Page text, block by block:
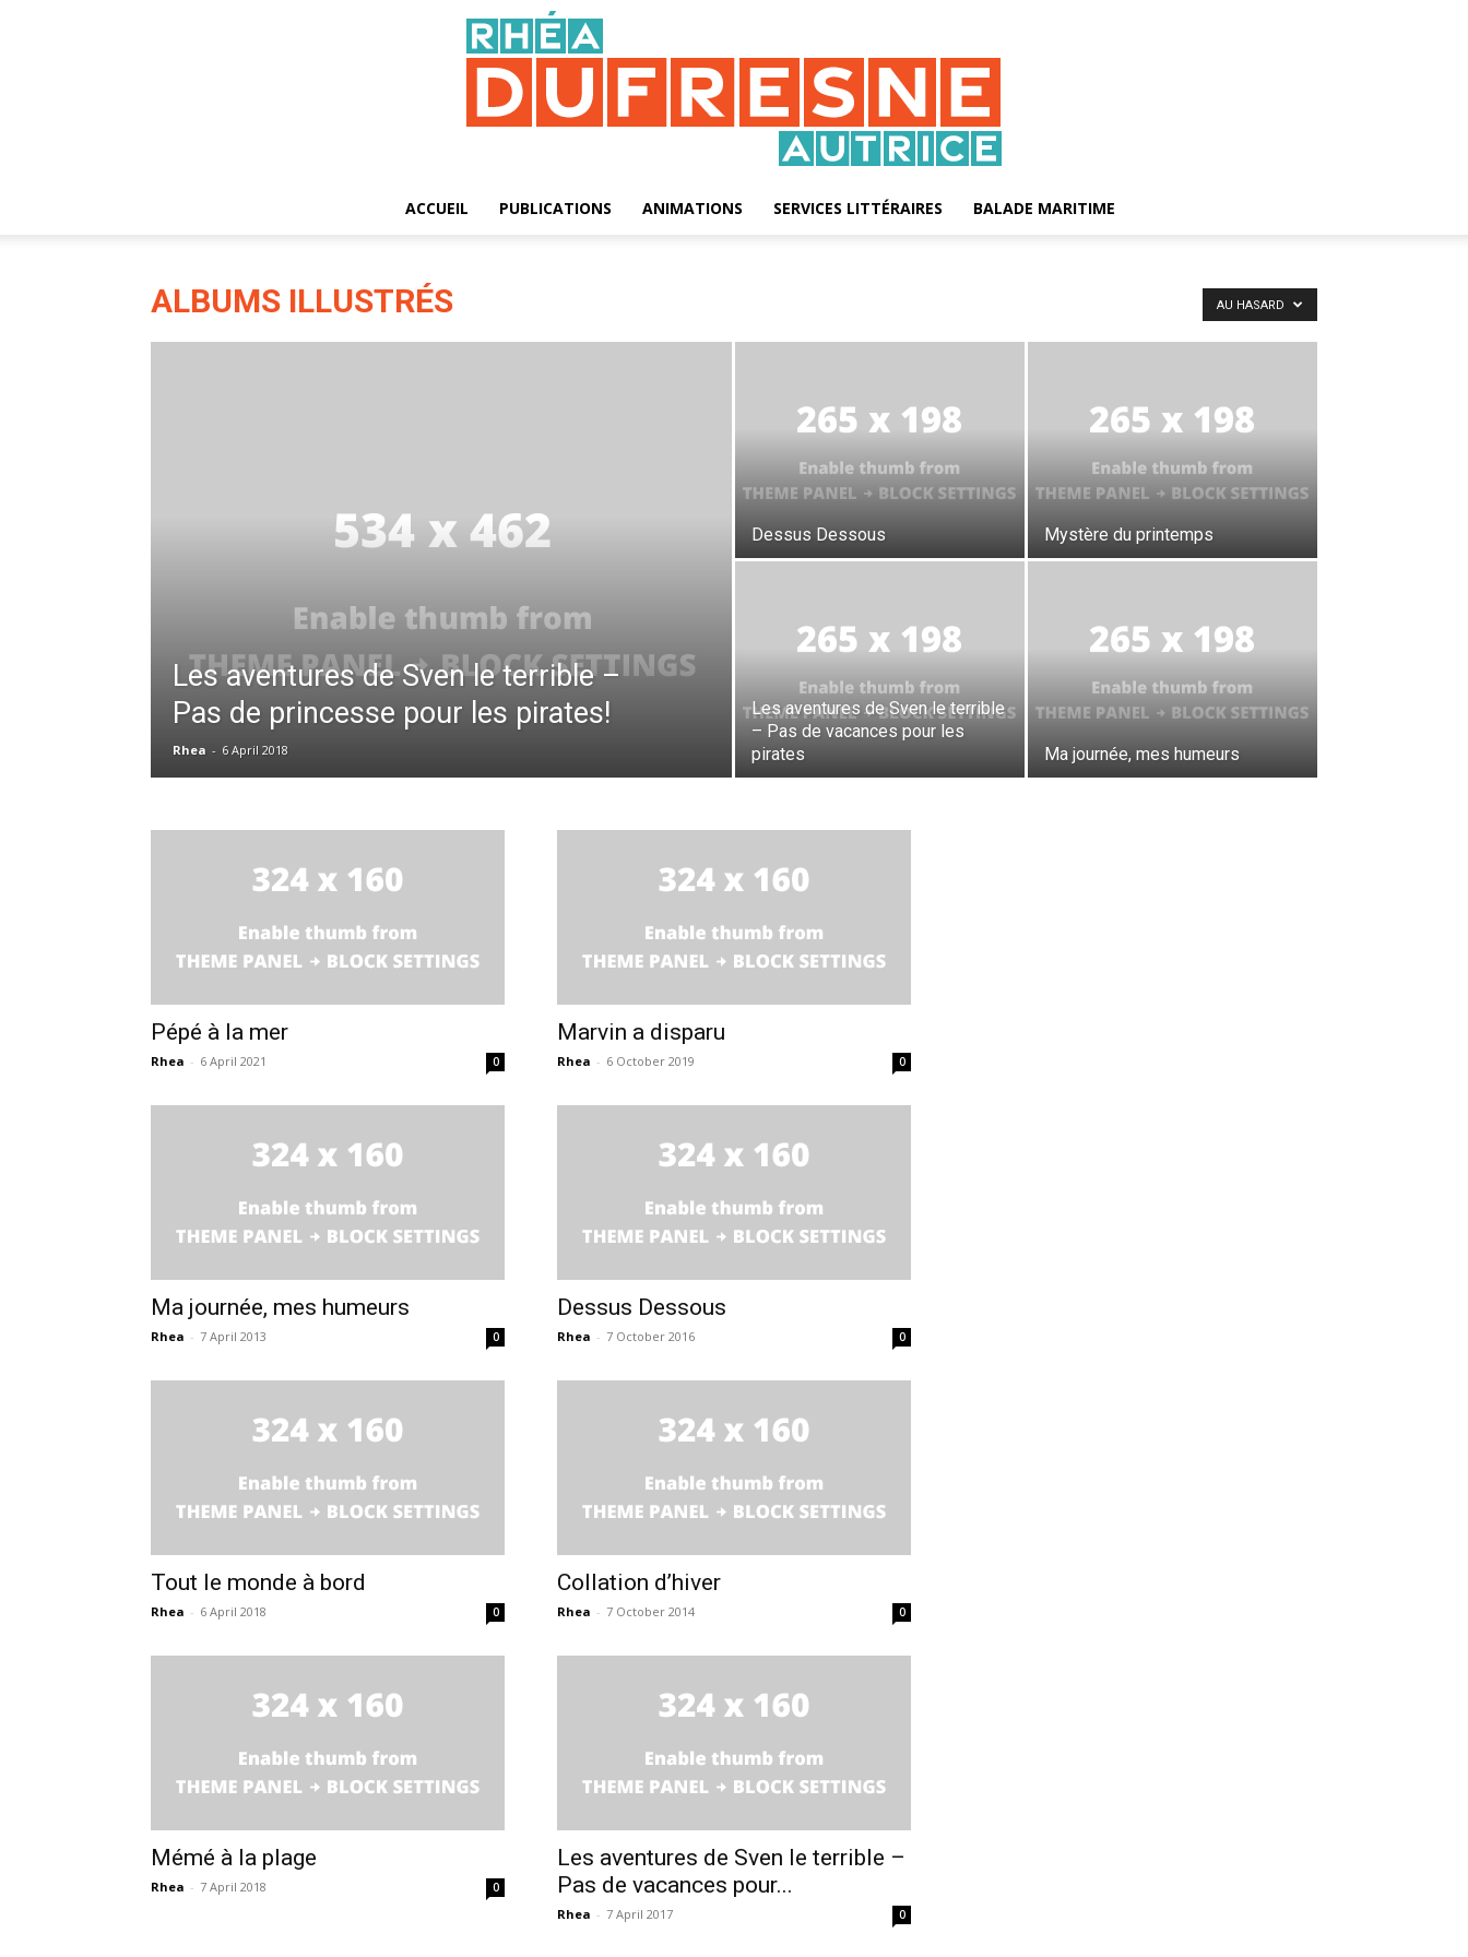
ACCUEIL PUBLICATIONS ANIMATIONS SERVICES LITTÉRAIRES BALADE MARITIME
ALBUMS ILLUSTRÉS AU HASARD
Les aventures de Sven le terrible –
Pas de princesse pour les pirates!
Rhea - 6 April 2018
Dessus Dessous Mystère du printemps
Les aventures de Sven le terrible
– Pas de vacances pour les
pirates
Ma journée, mes humeurs
Pépé à la mer
Rhea - 6 April 2021 0
Marvin a disparu
Rhea - 6 October 2019 0
Ma journée, mes humeurs
Rhea - 7 April 2013 0
Dessus Dessous
Rhea - 7 October 2016 0
Tout le monde à bord
Rhea - 6 April 2018 0
Collation d’hiver
Rhea - 7 October 2014 0
Mémé à la plage
Rhea - 7 April 2018 0
Les aventures de Sven le terrible –
Pas de vacances pour...
Rhea - 7 April 2017 0